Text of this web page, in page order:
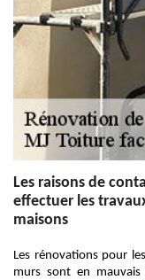
Les raisons de
effectuer les
maisons
Les rénovations pour
murs sont en